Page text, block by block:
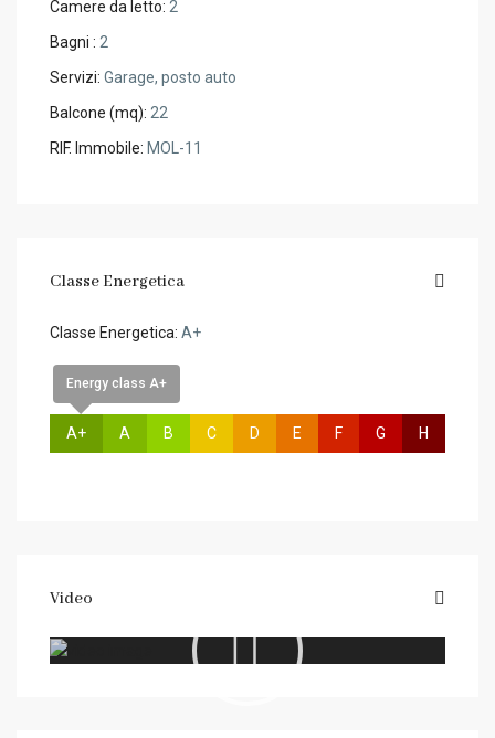
Camere da letto: 2
Bagni : 2
Servizi: Garage, posto auto
Balcone (mq): 22
RIF. Immobile: MOL-11
Classe Energetica
Classe Energetica: A+
Energy class A+
A+ A B C D E F G H
Video